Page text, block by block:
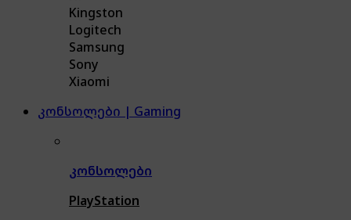
Kingston
Logitech
Samsung
Sony
Xiaomi
კონსოლები | Gaming
კონსოლები
PlayStation